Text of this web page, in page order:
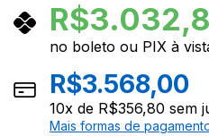
R$
no boleto ou PIX à
R$3.568,00
10x de R$356,80 sem
Mais formas de